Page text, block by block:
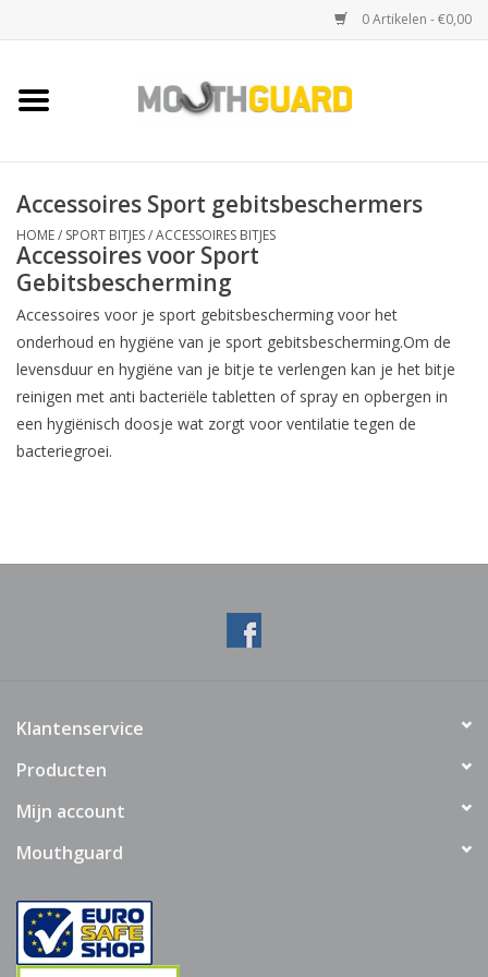
0 Artikelen - €0,00
Home
Knars bitjes
Snurk beugels
Accessoires
Kruisbescherming (toques)
Accessoires Sport gebitsbeschermers
HOME/ SPORT BITJES/ACCESSOIRES BITJES
Accessoires voor Sport
Gebitsbescherming
Accessoires voor je sport gebitsbescherming voor het
onderhoud en hygiëne van je sport gebitsbescherming.Om de
levensduur en hygiëne van je bitje te verlengen kan je het bitje
reinigen met anti bacteriële tabletten of spray en opbergen in
een hygiënisch doosje wat zorgt voor ventilatie tegen de
bacteriegroei.
Klantenservice
Producten
Mijn account
Mouthguard